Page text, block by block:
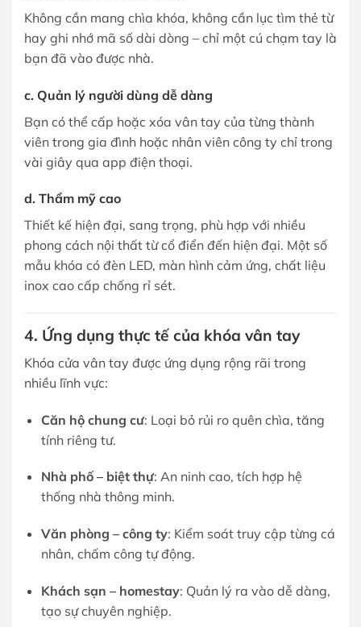
Không cần mang chìa khóa, không cần lục tìm thẻ từ
hay ghi nhớ mã số dài dòng – chỉ một cú chạm tay là
bạn đã vào được nhà.
c. Quản lý người dùng dễ dàng
Bạn có thể cấp hoặc xóa vân tay của từng thành
viên trong gia đình hoặc nhân viên công ty chỉ trong
vài giây qua app điện thoại.
d. Thẩm mỹ cao
Thiết kế hiện đại, sang trọng, phù hợp với nhiều
phong cách nội thất từ cổ điển đến hiện đại. Một số
mẫu khóa có đèn LED, màn hình cảm ứng, chất liệu
inox cao cấp chống rỉ sét.
4. Ứng dụng thực tế của khóa vân tay
Khóa cửa vân tay được ứng dụng rộng rãi trong
nhiều lĩnh vực:
Căn hộ chung cư: Loại bỏ rủi ro quên chìa, tăng
tính riêng tư.
Nhà phố – biệt thự: An ninh cao, tích hợp hệ
thống nhà thông minh.
Văn phòng – công ty: Kiểm soát truy cập từng cá
nhân, chấm công tự động.
Khách sạn – homestay: Quản lý ra vào dễ dàng,
tạo sự chuyên nghiệp.